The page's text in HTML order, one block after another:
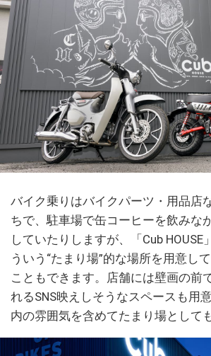
バイク乗りはバイクパーツ・用品店
ちで、駐車場で缶コーヒーを飲みな
していたりしますが、「Cub HOUSE
ういう“たまり場”的な場所を用意し
こともできます。店舗には壁画の前
れるSNS映えしそうなスペースも用
内の雰囲気を含めてたまり場として